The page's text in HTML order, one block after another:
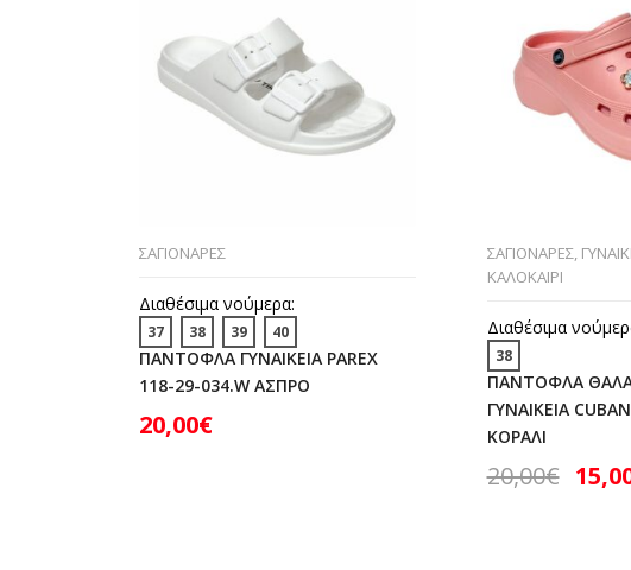
ΣΑΓΙΟΝΑΡΕΣ
Διαθέσιμα νούμερα:
37 38 39 40
ΠΑΝΤΟΦΛΑ ΓΥΝΑΙΚΕΙΑ PAREX
118-29-034.W ΑΣΠΡΟ
20,00€
ΣΑΓΙΟΝΑΡΕΣ,
ΚΑΛΟΚΑΙΡΙ
Διαθέσιμα
38
ΠΑΝΤΟΦΛΑ
ΓΥΝΑΙΚΕΙΑ
ΚΟΡΑΛΙ
20,00€